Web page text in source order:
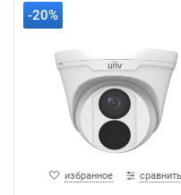
-20%
избранное сравнить